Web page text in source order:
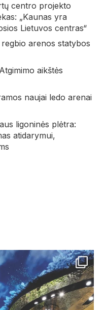
centro projekto
„Kaunas yra
Lietuvos centras“
arenos statybos
aikštės
naujai ledo arenai
ligoninės plėtra:
atidarymui,